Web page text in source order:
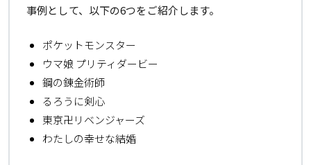
事例として、以下の6つをご紹介します。
ポケットモンスター
ウマ娘 プリティダービー
鋼の錬金術師
るろうに剣心
東京卍リベンジャーズ
わたしの幸せな結婚